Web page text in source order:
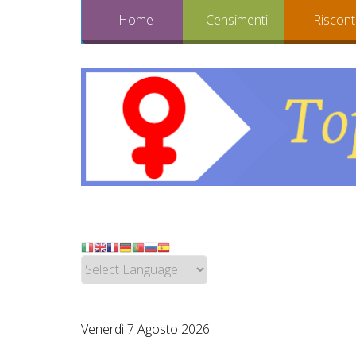
Home Censimenti
Venerdì 7 Agosto 2026